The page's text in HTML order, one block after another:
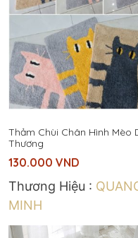
Thảm Chùi Chân Hình Mèo
Thương
130.000 VND
Thương Hiệu :
MINH